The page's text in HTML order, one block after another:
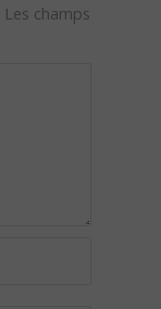
Les champs